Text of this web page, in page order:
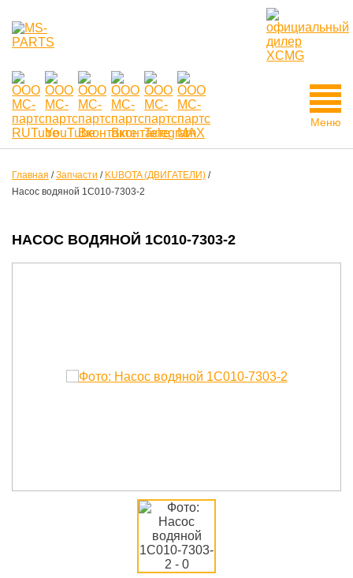
Меню
Главная /Запчасти / KUBOTA (ДВИГАТЕЛИ) /
Насос водяной 1C010-7303-2
НАСОС ВОДЯНОЙ 1C010-7303-2